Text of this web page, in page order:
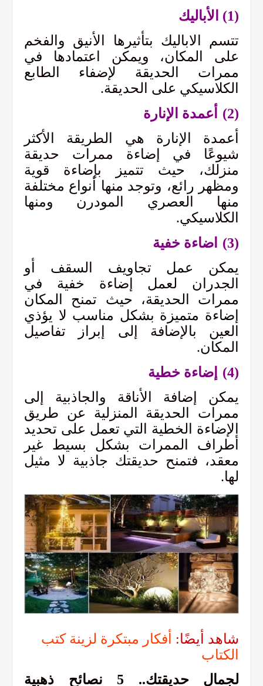
(1)
الأباليك
تتسم الاباليك بتأثيرها الأنيق والفخم
على المكان، ويمكن اعتمادها في
ممرات الحديقة لإضفاء الطابع
الكلاسيكي على الحديقة.
(2)
أعمدة الإنارة
أعمدة الإنارة هي الطريقة الأكثر
شيوعًا في إضاءة ممرات حديقة
منزلك، حيث تتميز بإضاءة قوية
ومظهر رائع، وتوجد منها أنواع مختلفة
منها العصري المودرن ومنها
الكلاسيكي.
(3)
اضاءة خفية
يمكن عمل تجاويف السقف أو
الجدران لعمل إضاءة خفية في
ممرات الحديقة، حيث تمنح المكان
إضاءة متميزة بشكل مناسب لا يؤذي
العين بالإضافة إلى إبراز تفاصيل
المكان.
(4)
إضاءة خطية
يمكن إضافة الأناقة والجاذبية إلى
ممرات الحديقة المنزلية عن طريق
الإضاءة الخطية التي تعمل على تحديد
أطراف الممرات بشكل بسيط غير
معقد، فتمنح حديقتك جاذبية لا مثيل
لها.
شاهد أيضًا:
أفكار مبتكرة لزينة كتب
الكتاب
لجمال حديقتك.. 5 نصائح ذهبية